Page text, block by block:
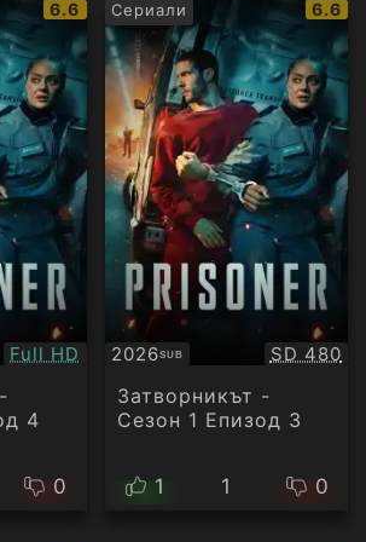
IMDb
рейтинг:
6.6
Качество:
Full HD
4
0
Сериали
IMDb
6.6
2026SUB
Субтитри SD 480
Затворникът -
Сезон 1 Епизод 3
1 1 0